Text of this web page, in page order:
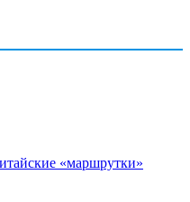
«маршрутки»